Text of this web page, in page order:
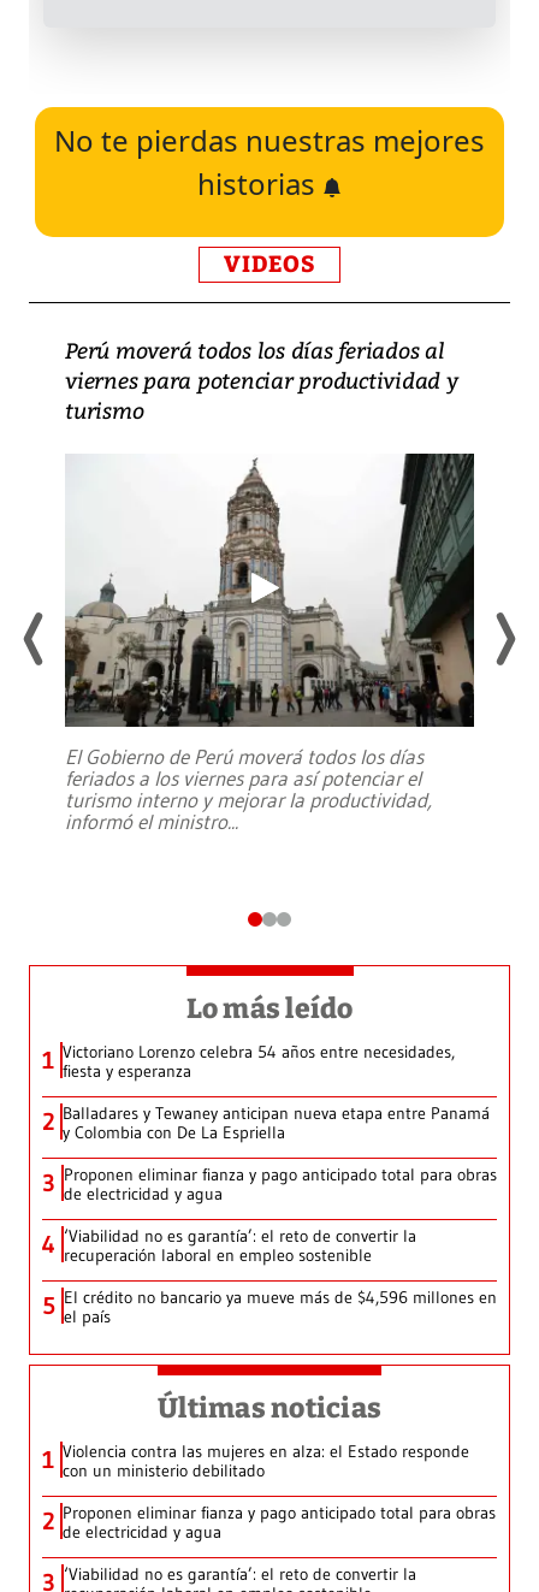
No te pierdas nuestras mejores
historias
VIDEOS
Perú moverá todos los días feriados al
viernes para potenciar productividad y
turismo
El Gobierno de Perú moverá todos los días
feriados a los viernes para así potenciar el
turismo interno y mejorar la productividad,
informó el ministro...
Lo más leído
1 Victoriano Lorenzo celebra 54 años entre necesidades,
fiesta y esperanza
2 Balladares y Tewaney anticipan nueva etapa entre Panamá
y Colombia con De La Espriella
3 Proponen eliminar fianza y pago anticipado total para obras
de electricidad y agua
4 ‘Viabilidad no es garantía’: el reto de convertir la
recuperación laboral en empleo sostenible
5 El crédito no bancario ya mueve más de $4,596 millones en
el país
Últimas noticias
1 Violencia contra las mujeres en alza: el Estado responde
con un ministerio debilitado
2 Proponen eliminar fianza y pago anticipado total para obras
de electricidad y agua
3 ‘Viabilidad no es garantía’: el reto de convertir la